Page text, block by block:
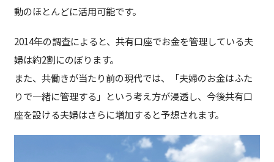
動のほとんどに活用可能です。
2014年の調査によると、共有口座でお金を管理している夫
婦は約2割にのぼります。
また、共働きが当たり前の現代では、「夫婦のお金はふた
りで一緒に管理する」という考え方が浸透し、今後共有口
座を設ける夫婦はさらに増加すると予想されます。